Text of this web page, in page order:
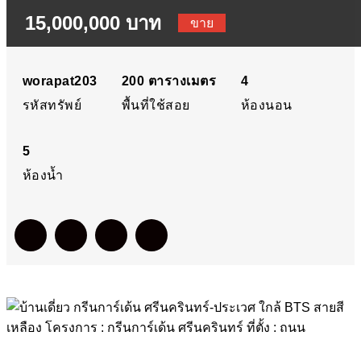
ศรีนครินทร์-ประเวศ ใกล้
BTS สายสีเหลือง โครงการ
ตั้ง : ถนนศรีนครินทร์ แขวง
หนองบอน เขตประเวศ
กรุงเทพมหานครฯ
15,000,000 บาท ขาย
worapat203
รหัสทรัพย์
200 ตารางเมตร
พื้นที่ใช้สอย
4
ห้องนอน
5
ห้องน้ำ